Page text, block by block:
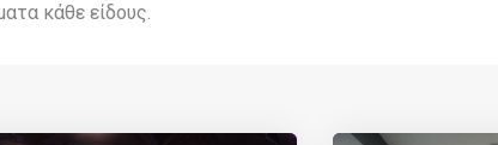
κάθε είδους.